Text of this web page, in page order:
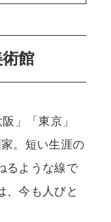
館
」「東京」
。短い生涯の
るような線で
、今も人びと